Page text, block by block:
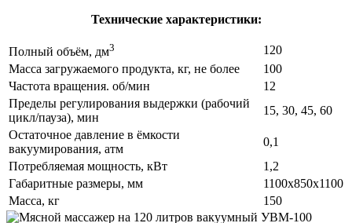
Технические характеристики:
Полный объём, дм3
120
Масса загружаемого продукта, кг, не более
100
Частота вращения. об/мин
12
Пределы регулирования выдержки (рабочий
цикл/пауза), мин
15, 30, 45, 60
Остаточное давление в ёмкости
вакуумирования, атм
0,1
Потребляемая мощность, кВт
1,2
Габаритные размеры, мм
1100х850х1100
Масса, кг
150